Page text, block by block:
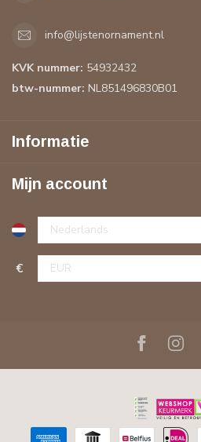
info@lijstenornament.nl
KVK nummer: 54932432
btw-nummer: NL851496830B01
Informatie
Mijn account
€